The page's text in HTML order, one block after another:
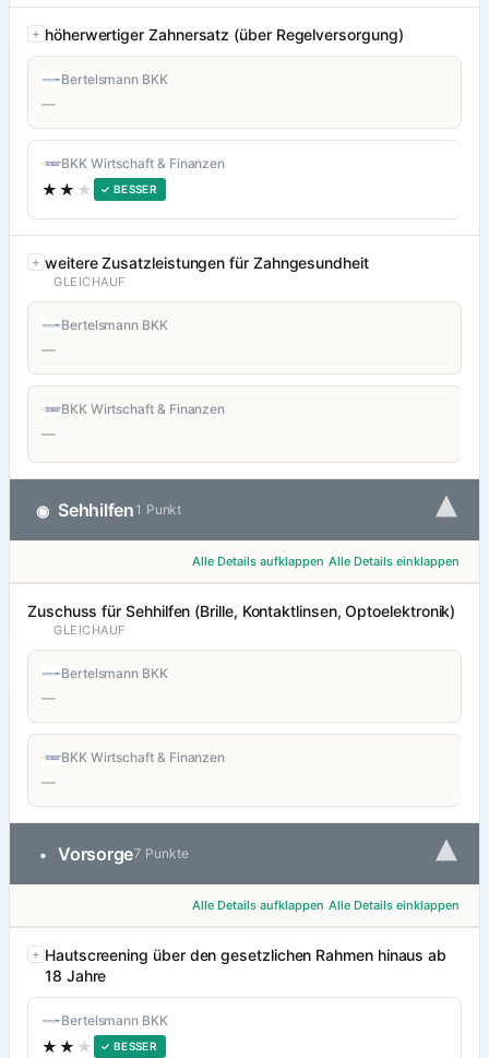
höherwertiger Zahnersatz (über Regelversorgung)
Bertelsmann BKK
—
BKK Wirtschaft & Finanzen
★★ ★ ✓ BESSER
weitere Zusatzleistungen für Zahngesundheit
GLEICHAUF
Bertelsmann BKK
—
BKK Wirtschaft & Finanzen
—
◉ Sehhilfen 1 Punkt ▾
Alle Details aufklappen Alle Details einklappen
Zuschuss für Sehhilfen (Brille, Kontaktlinsen, Optoelektronik)
GLEICHAUF
Bertelsmann BKK
—
BKK Wirtschaft & Finanzen
—
• Vorsorge7 Punkte ▾
Alle Details aufklappen Alle Details einklappen
Hautscreening über den gesetzlichen Rahmen hinaus ab
18 Jahre
Bertelsmann BKK
★★ ★ ✓ BESSER